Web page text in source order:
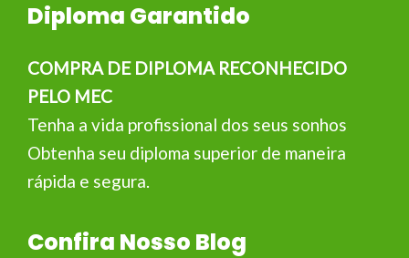
Diploma Garantido
COMPRA DE DIPLOMA RECONHECIDO
PELO MEC
Tenha a vida profissional dos seus sonhos
Obtenha seu diploma superior de maneira
rápida e segura.
Confira Nosso Blog